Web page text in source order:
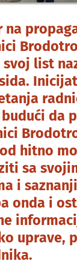
na
list
da
hitno
sa
i
onda i
uprave,